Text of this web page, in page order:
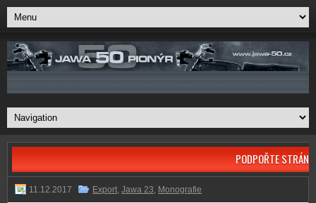
PODPOŘTE
11.12.2017 Export, Jawa 23, Monografie